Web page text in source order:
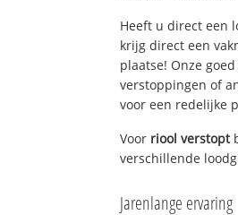
Heeft u direct een
krijg direct een
plaatse! Onze
verstoppingen of
voor een redelijke
Voor riool verstopt
verschillende
Jarenlange ervaring